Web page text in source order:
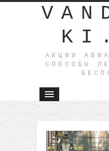
АКЦИИ
СПОСОБЫ